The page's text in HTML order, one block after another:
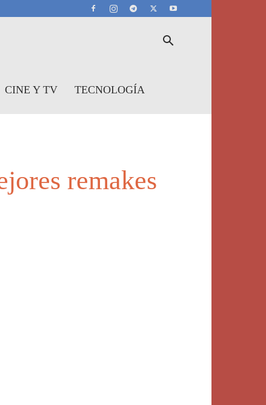
CINE Y TV TECNOLOGÍA
remakes